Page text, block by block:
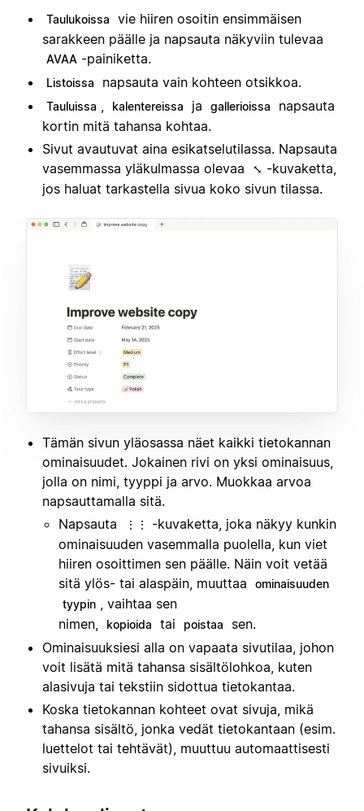
Taulukoissa
vie hiiren osoitin ensimmäisen
sarakkeen päälle ja napsauta näkyviin tulevaa
AVAA -painiketta.
Listoissa napsauta vain kohteen otsikkoa.
Tauluissa kalentereissa ja gallerioissa
napsauta
kortin mitä tahansa kohtaa.
Sivut avautuvat aina esikatselutilassa. Napsauta
vasemmassa yläkulmassa olevaa
⤡ -kuvaketta,
jos haluat tarkastella sivua koko sivun tilassa.
Tämän sivun yläosassa näet kaikki tietokannan
ominaisuudet. Jokainen rivi on yksi ominaisuus,
jolla on nimi, tyyppi ja arvo. Muokkaa arvoa
napsauttamalla sitä.
Napsauta
⋮⋮
-kuvaketta, joka näkyy kunkin
ominaisuuden vasemmalla puolella, kun viet
hiiren osoittimen sen päälle. Näin voit vetää
sitä ylös- tai alaspäin, muuttaa
ominaisuuden
tyypin
, vaihtaa sen
nimen,
kopioida tai poistaa
sen.
Ominaisuuksiesi alla on vapaata sivutilaa, johon
voit lisätä mitä tahansa sisältölohkoa, kuten
alasivuja tai tekstiin sidottua tietokantaa.
Koska tietokannan kohteet ovat sivuja, mikä
tahansa sisältö, jonka vedät tietokantaan (esim.
luettelot tai tehtävät), muuttuu automaattisesti
sivuiksi.